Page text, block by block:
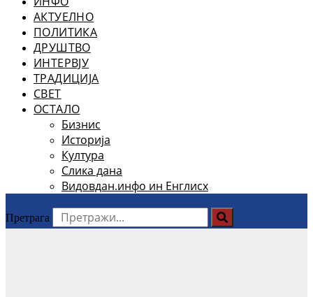
АКТУЕЛНО
ПОЛИТИКА
ДРУШТВО
ИНТЕРВЈУ
ТРАДИЦИЈА
СВЕТ
ОСТАЛО
Бизнис
Историја
Култура
Слика дана
Видовдан.инфо ин Енглисх
Претрага